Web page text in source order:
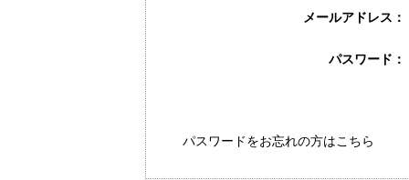
メールアドレス：
パスワード：
パスワードをお忘れの方はこちら